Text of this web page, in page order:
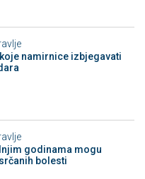
namirnice izbjegavati
godinama mogu
bolesti